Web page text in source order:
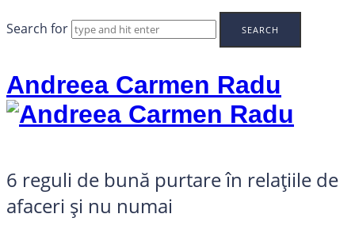
Search for
Andreea Carmen Radu
6 reguli de bună purtare în relațiile de
afaceri și nu numai